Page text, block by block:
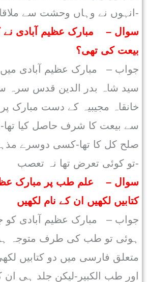
انہوں نے وہاں وحشت سے ملاقات کی-
سوال – مبارک عظیم آبادی نے
بیعت کی تھی؟
جواب – مبارک عظیم آبادی
سید شاہ بدر الدین قدس سرہ
خانقاہ مجیبیہ کے دست مبارک
سے بیعت کا شرف حاصل کیا تھا-
صلح کل کا تھا-کسی دوسرے
تو کوئی تعرض تھا نہ تعصب-
سوال – علم طب پر مبارک
کتابیں لکھیں ان کے نام لکھیں
جواب – مبارک عظیم آبادی
ہوئی تو طب کی طرف متوجہ
متعلق فارسی میں دو کتابیں
اور طب الکبیر-لیکن جلد ہی